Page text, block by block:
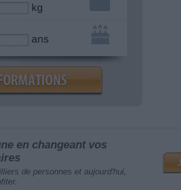
kg
ans
en changeant vos
de personnes et aujourd'hui,